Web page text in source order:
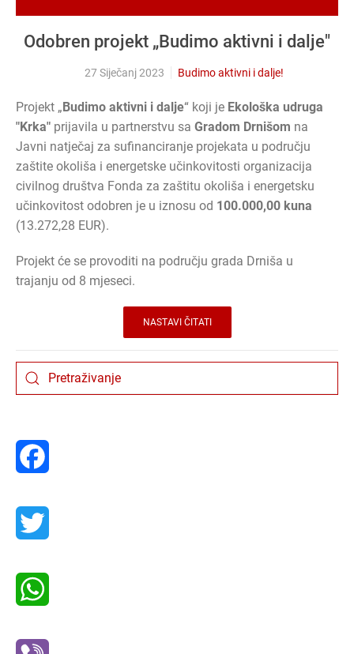
Odobren projekt „Budimo aktivni i dalje"
27 Siječanj 2023 Budimo aktivni i dalje!
Projekt „Budimo aktivni i dalje“ koji je Ekološka udruga
"Krka" prijavila u partnerstvu sa Gradom Drnišom na
Javni natječaj za sufinanciranje projekata u području
zaštite okoliša i energetske učinkovitosti organizacija
civilnog društva Fonda za zaštitu okoliša i energetsku
učinkovitost odobren je u iznosu od 100.000,00 kuna
(13.272,28 EUR).
Projekt će se provoditi na području grada Drniša u
trajanju od 8 mjeseci.
NASTAVI ČITATI